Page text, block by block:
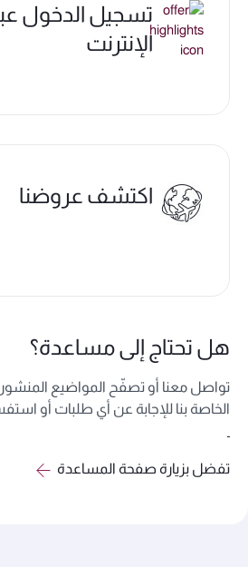
تسجيل الدخول
الإنترنت
اكتشف عروضنا
هل تحتاج إلى مساعدة؟
تواصل معنا أو تصفّح المواضيع
الخاصة بنا للإجابة عن أي طلبات أو
تفضل بزيارة صفحة المساعدة